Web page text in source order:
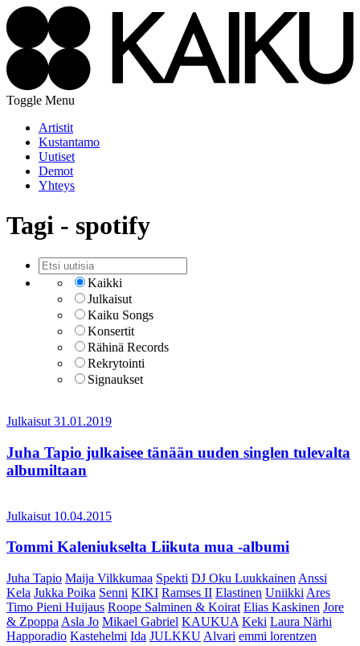
Toggle Menu
Artistit
Kustantamo
Uutiset
Demot
Yhteys
Tagi - spotify
Kaikki
Julkaisut
Kaiku Songs
Konsertit
Rähinä Records
Rekrytointi
Signaukset
Julkaisut 31.01.2019
Juha Tapio julkaisee tänään uuden singlen tulevalta
albumiltaan
Julkaisut 10.04.2015
Tommi Kaleniukselta Liikuta mua -albumi
Juha Tapio Maija Vilkkumaa Spekti DJ Oku Luukkainen Anssi
Kela Jukka Poika Senni KIKI Ramses II Elastinen Uniikki Ares
Timo Pieni Huijaus Roope Salminen & Koirat Elias Kaskinen Jore
& Zpoppa Asla Jo Mikael Gabriel KAUKUA Keki Laura Närhi
Happoradio Kastehelmi Ida JULKKU Alvari emmi lorentzen